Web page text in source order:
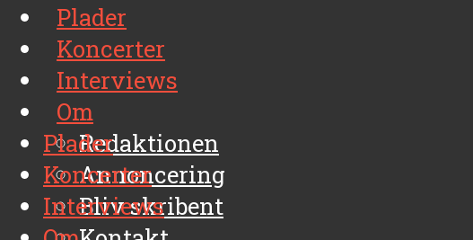
Plader
Koncerter
Interviews
Om
Redaktionen
Annoncering
Bliv skribent
Plader
Koncerter
Interviews